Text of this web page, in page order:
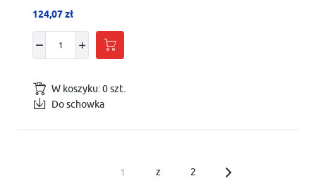
124,07 zł
W koszyku:0szt.
Do schowka
z 2